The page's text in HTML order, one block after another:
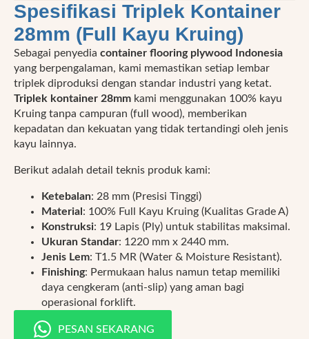
Spesifikasi Triplek Kontainer
28mm (Full Kayu Kruing)
Sebagai penyedia container flooring plywood Indonesia
yang berpengalaman, kami memastikan setiap lembar
triplek diproduksi dengan standar industri yang ketat.
Triplek kontainer 28mm kami menggunakan 100% kayu
Kruing tanpa campuran (full wood), memberikan
kepadatan dan kekuatan yang tidak tertandingi oleh jenis
kayu lainnya.
Berikut adalah detail teknis produk kami:
Ketebalan: 28 mm (Presisi Tinggi)
Material : 100% Full Kayu Kruing (Kualitas Grade A)
Konstruksi: 19 Lapis (Ply) untuk stabilitas maksimal.
Ukuran Standar: 1220 mm x 2440 mm.
Jenis Lem: T1.5 MR (Water & Moisture Resistant).
Finishing: Permukaan halus namun tetap memiliki
daya cengkeram (anti-slip) yang aman bagi
operasional forklift.
PESAN SEKARANG